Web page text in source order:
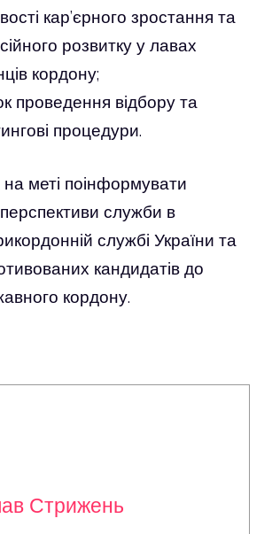
кар’єрного зростання та
розвитку у лавах
кордону;
проведення відбору та
процедури.
меті поінформувати
служби в
службі України та
кандидатів до
кордону.
Стрижень